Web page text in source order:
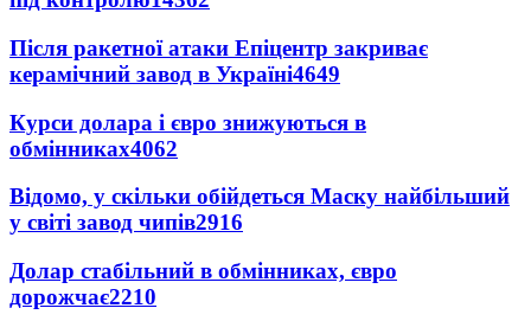
Після ракетної атаки Епіцентр закриває
керамічний завод в Україні4649
Курси долара і євро знижуються в
обмінниках4062
Відомо, у скільки обійдеться Маску найбільший
у світі завод чипів2916
Долар стабільний в обмінниках, євро
дорожчає2210